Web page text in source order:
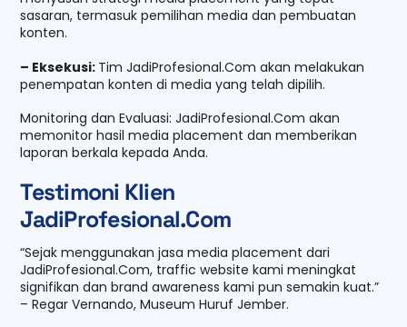
sasaran, termasuk pemilihan media dan pembuatan
konten.
– Eksekusi: Tim JadiProfesional.Com akan melakukan
penempatan konten di media yang telah dipilih.
Monitoring dan Evaluasi: JadiProfesional.Com akan
memonitor hasil media placement dan memberikan
laporan berkala kepada Anda.
Testimoni Klien
JadiProfesional.Com
“Sejak menggunakan jasa media placement dari
JadiProfesional.Com, traffic website kami meningkat
signifikan dan brand awareness kami pun semakin kuat.”
– Regar Vernando, Museum Huruf Jember.